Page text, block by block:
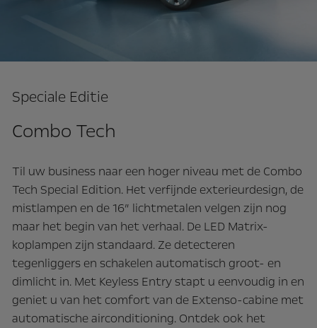
Speciale Editie
Combo Tech
Til uw business naar een hoger niveau met de Combo
Tech Special Edition. Het verfijnde exterieurdesign, de
mistlampen en de 16” lichtmetalen velgen zijn nog
maar het begin van het verhaal. De LED Matrix-
koplampen zijn standaard. Ze detecteren
tegenliggers en schakelen automatisch groot- en
dimlicht in. Met Keyless Entry stapt u eenvoudig in en
geniet u van het comfort van de Extenso-cabine met
automatische airconditioning. Ontdek ook het